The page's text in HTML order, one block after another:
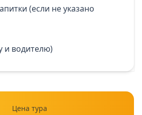
(если не указано
и водителю)
Цена тура